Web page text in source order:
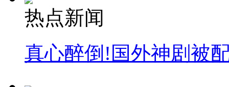
热点新闻
真心醉倒!国外神剧被